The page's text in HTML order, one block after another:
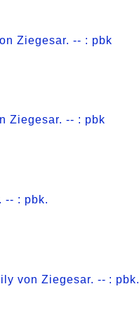
Ziegesar. -- : pbk
Ziegesar. -- : pbk
-- : pbk.
von Ziegesar. -- : pbk.